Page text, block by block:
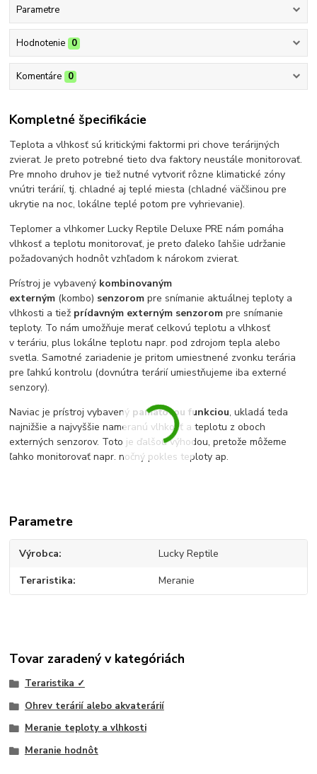
Parametre
Hodnotenie 0
Komentáre 0
Kompletné špecifikácie
Teplota a vlhkosť sú kritickými faktormi pri chove terárijných
zvierat. Je preto potrebné tieto dva faktory neustále monitorovať.
Pre mnoho druhov je tiež nutné vytvoriť rôzne klimatické zóny
vnútri terárií, tj. chladné aj teplé miesta (chladné väčšinou pre
ukrytie na noc, lokálne teplé potom pre vyhrievanie).
Teplomer a vlhkomer Lucky Reptile Deluxe PRE nám pomáha
vlhkosť a teplotu monitorovať, je preto ďaleko ľahšie udržanie
požadovaných hodnôt vzhľadom k nárokom zvierat.
Prístroj je vybavený kombinovaným
externým (kombo) senzorom pre snímanie aktuálnej teploty a
vlhkosti a tiež prídavným externým senzorom pre snímanie
teploty. To nám umožňuje merať celkovú teplotu a vlhkosť
v teráriu, plus lokálne teplotu napr. pod zdrojom tepla alebo
svetla. Samotné zariadenie je pritom umiestnené zvonku terária
pre ľahkú kontrolu (dovnútra terárií umiestňujeme iba externé
senzory).
Naviac je prístroj vybavený pamäťovou funkciou, ukladá teda
najnižšie a najvyššie nameranú vlhkosť a teplotu z oboch
externých senzorov. Toto je ďalšou výhodou, pretože môžeme
ľahko monitorovať napr. nočný pokles teploty ap.
Parametre
Výrobca Lucky Reptile
Teraristika Meranie
Tovar zaradený v kategóriách
Teraristika ✓
Ohrev terárií alebo akvaterárií
Meranie teploty a vlhkosti
Meranie hodnôt